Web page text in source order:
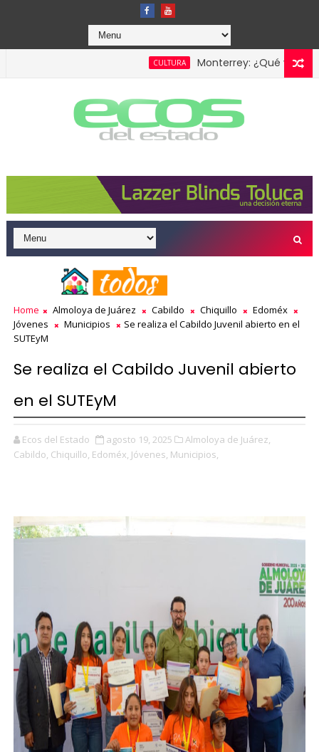
CULTURA
Monterrey: ¿Qué visitar en
Home Almoloya de Juárez Cabildo Chiquillo
Edoméx
Jóvenes
Municipios
Se realiza el Cabildo Juvenil abierto en el
SUTEyM
Se realiza el Cabildo Juvenil abierto
en el SUTEyM
Ecos del Estado agosto 19, 2025
Almoloya de Juárez,
Cabildo, Chiquillo, Edoméx, Jóvenes, Municipios,